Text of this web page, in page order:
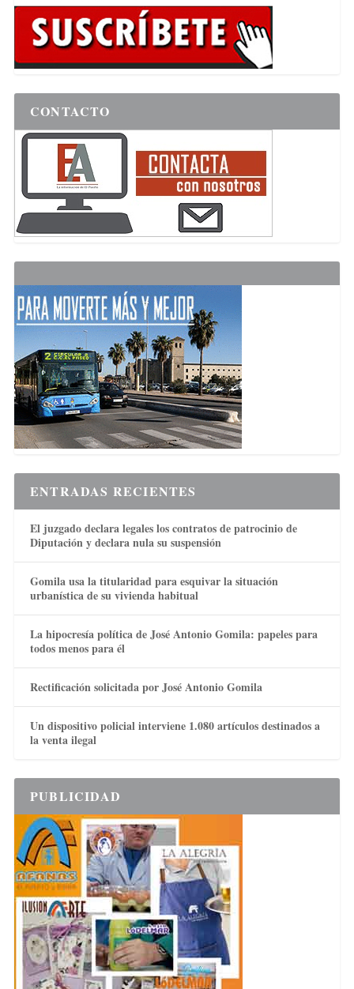
CONTACTO
ENTRADAS RECIENTES
El juzgado declara legales los contratos de patrocinio de
Diputación y declara nula su suspensión
Gomila usa la titularidad para esquivar la situación
urbanística de su vivienda habitual
La hipocresía política de José Antonio Gomila: papeles para
todos menos para él
Rectificación solicitada por José Antonio Gomila
Un dispositivo policial interviene 1.080 artículos destinados a
la venta ilegal
PUBLICIDAD